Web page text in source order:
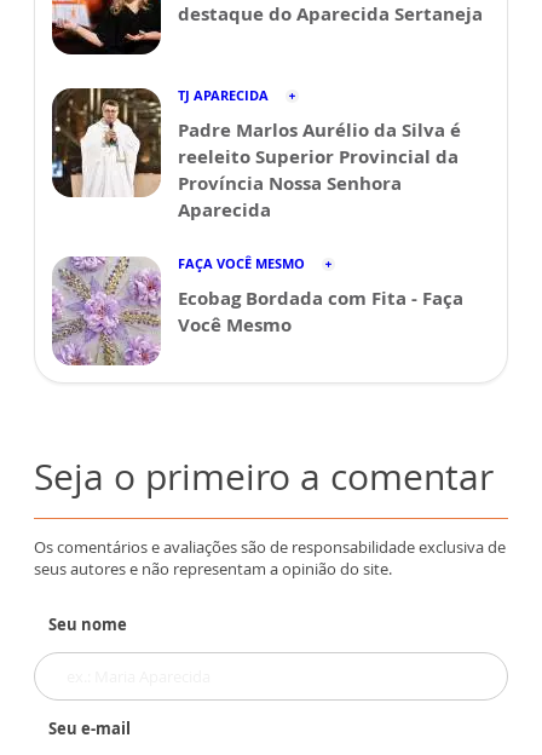
destaque do Aparecida Sertaneja
TJ APARECIDA
Padre Marlos Aurélio da Silva é
reeleito Superior Provincial da
Província Nossa Senhora
Aparecida
FAÇA VOCÊ MESMO
Ecobag Bordada com Fita - Faça
Você Mesmo
Seja o primeiro a comentar
Os comentários e avaliações são de responsabilidade exclusiva de
seus autores e não representam a opinião do site.
Seu nome
Seu e-mail